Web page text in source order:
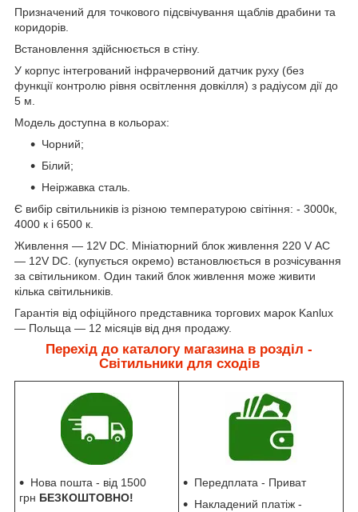
Призначений для точкового підсвічування щаблів драбини та
коридорів.
Встановлення здійснюється в стіну.
У корпус інтегрований інфрачервоний датчик руху (без
функції контролю рівня освітлення довкілля) з радіусом дії до
5 м.
Модель доступна в кольорах:
Чорний;
Білий;
Неіржавка сталь.
Є вибір світильників із різною температурою світіння: - 3000к,
4000 к і 6500 к.
Живлення — 12V DC. Мініатюрний блок живлення 220 V АC
— 12V DC. (купується окремо) встановлюється в розчісування
за світильником. Один такий блок живлення може живити
кілька світильників.
Гарантія від офіційного представника торгових марок Kanlux
— Польща — 12 місяців від дня продажу.
Перехід до каталогу магазинав розділ -
Світильники для сходів
Нова пошта - від 1500
грн БЕЗКОШТОВНО!
Передплата - Приват
Накладений платіж -